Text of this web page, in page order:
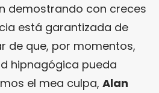
demostrando con creces
está garantizada de
de que, por momentos,
hipnagógica pueda
el mea culpa, Alan